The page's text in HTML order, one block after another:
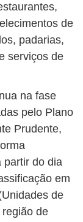
de
padarias,
serviços de
na fase
pelo Plano
Prudente,
partir do dia
em
de
de